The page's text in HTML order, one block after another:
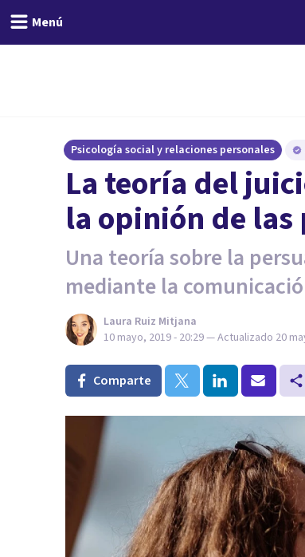
Menú
Psicología social y relaciones personales
La teoría del
la opinión de las
Una teoría sobre la
mediante la
Laura Ruiz Mitjana
10 mayo, 2019 - 20:29— Actualizado 20
Comparte